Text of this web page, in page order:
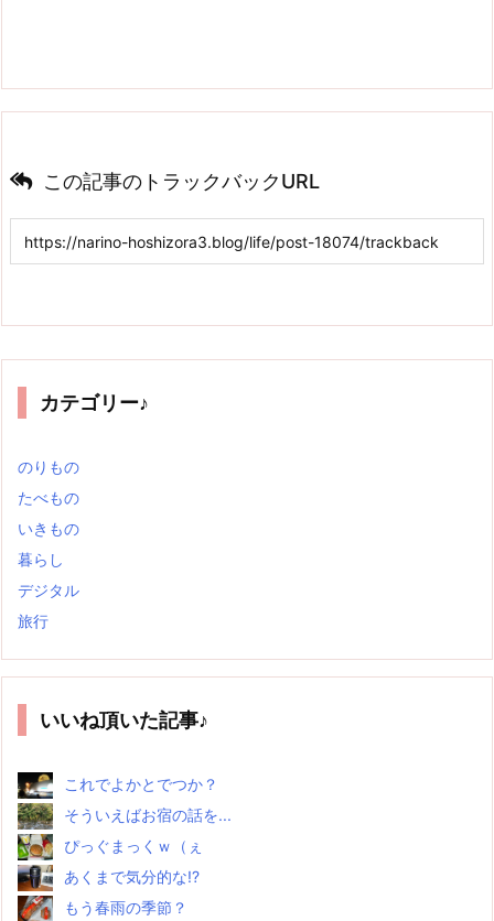
この記事のトラックバックURL
カテゴリー♪
のりもの
たべもの
いきもの
暮らし
デジタル
旅行
いいね頂いた記事♪
これでよかとでつか？
そういえばお宿の話を...
ぴっぐまっくｗ（ぇ
あくまで気分的な!?
もう春雨の季節？